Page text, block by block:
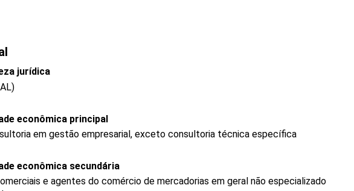
jurídica
econômica principal
em gestão empresarial, exceto consultoria técnica específica
econômica secundária
e agentes do comércio de mercadorias em geral não especializado